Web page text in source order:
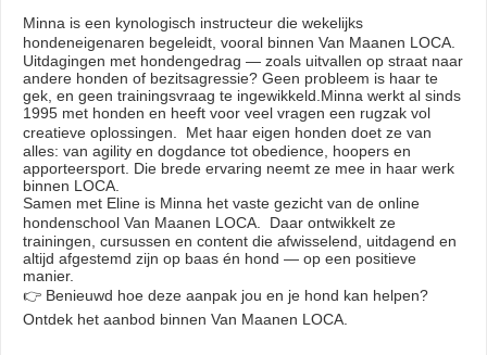
Minna is een kynologisch instructeur die wekelijks
hondeneigenaren begeleidt, vooral binnen Van Maanen LOCA.
Uitdagingen met hondengedrag — zoals uitvallen op straat naar
andere honden of bezitsagressie? Geen probleem is haar te
gek, en geen trainingsvraag te ingewikkeld.Minna werkt al sinds
1995 met honden en heeft voor veel vragen een rugzak vol
creatieve oplossingen. Met haar eigen honden doet ze van
alles: van agility en dogdance tot obedience, hoopers en
apporteersport. Die brede ervaring neemt ze mee in haar werk
binnen LOCA.
Samen met Eline is Minna het vaste gezicht van de online
hondenschool Van Maanen LOCA. Daar ontwikkelt ze
trainingen, cursussen en content die afwisselend, uitdagend en
altijd afgestemd zijn op baas én hond — op een positieve
manier.
👉 Benieuwd hoe deze aanpak jou en je hond kan helpen?
Ontdek het aanbod binnen Van Maanen LOCA.